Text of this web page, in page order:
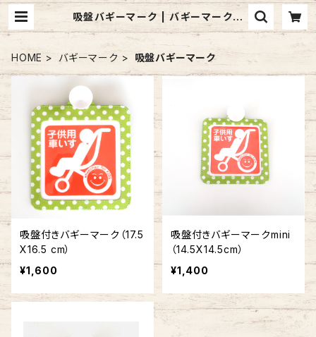
吸盤バギーマーク | バギーマークの
お店 mon mignon pêche
HOME バギーマーク 吸盤バギーマーク
吸盤付きバギーマーク（17.5
X16.5 cm）
¥1,600
吸盤付きバギーマークmini
（14.5X14.5cm）
¥1,400